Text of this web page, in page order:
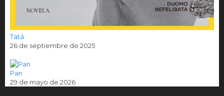
Tatá
26 de septiembre de 2025
Pan
29 de mayo de 2026